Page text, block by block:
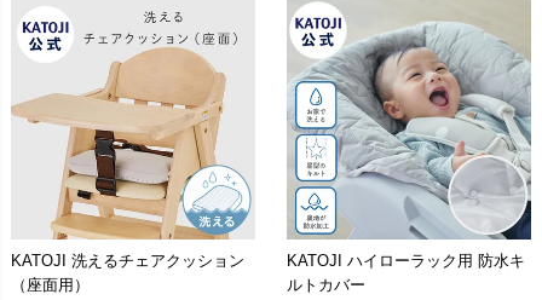
KATOJI 洗えるチェアクッション
（座面用）
KATOJI ハイローラック用 防水キ
ルトカバー